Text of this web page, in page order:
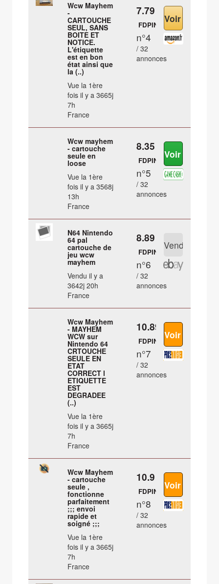
Wcw Mayhem
-
CARTOUCHE
SEUL, SANS
BOITE ET
NOTICE.
L'étiquette
est en bon
état ainsi que
la (..)
Vue la 1ère
fois il y a 3665j
7h
France
7.79 €
FDPIN
n°4
/ 32
annonces
Wcw mayhem
- cartouche
seule en
loose
Vue la 1ère
fois il y a 3568j
13h
France
8.35 €
FDPIN
n°5
/ 32
annonces
N64 Nintendo
64 pal
cartouche de
jeu wcw
mayhem
Vendu il y a
3642j 20h
France
8.89 €
FDPIN
n°6
/ 32
annonces
Wcw Mayhem
- MAYHEM
WCW sur
Nintendo 64
CRTOUCHE
SEULE EN
ETAT
CORRECT l
ETIQUETTE
EST
DEGRADEE
(..)
Vue la 1ère
fois il y a 3665j
7h
France
10.89 €
FDPIN
n°7
/ 32
annonces
Wcw Mayhem
- cartouche
seule ,
fonctionne
parfaitement
;;; envoi
rapide et
soigné ;;;
Vue la 1ère
fois il y a 3665j
7h
France
10.9 €
FDPIN
n°8
/ 32
annonces